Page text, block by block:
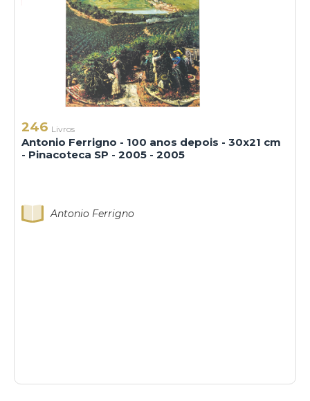
246 Livros
Antonio Ferrigno - 100 anos depois - 30x21 cm
- Pinacoteca SP - 2005 - 2005
Antonio Ferrigno